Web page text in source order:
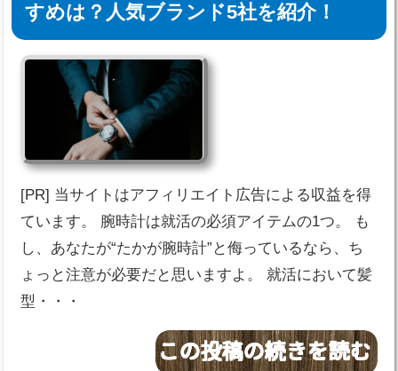
すめは？人気ブランド5社を紹介！
[PR] 当サイトはアフィリエイト広告による収益を得
ています。 腕時計は就活の必須アイテムの1つ。 も
し、あなたが“たかが腕時計”と侮っているなら、ち
ょっと注意が必要だと思いますよ。 就活において髪
型・・・